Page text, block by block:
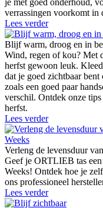
je met goed onderhoud,
verrassingen voorkomt in
Lees verder
Blijf warm, droog en in
Wind, regen of kou? Met
herfst gewoon leuk.
dat je goed zichtbaar
zoals een goed paar
verschil. Ontdek onze
herfst.
Lees verder
Verleng de levensduur
Geef je ORTLIEB tas
Weeks! Ontdek hoe je
ons professioneel
Lees verder